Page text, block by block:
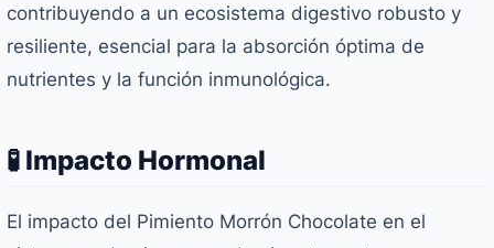
contribuyendo a un ecosistema digestivo robusto y
resiliente, esencial para la absorción óptima de
nutrientes y la función inmunológica.
🧪 Impacto Hormonal
El impacto del Pimiento Morrón Chocolate en el